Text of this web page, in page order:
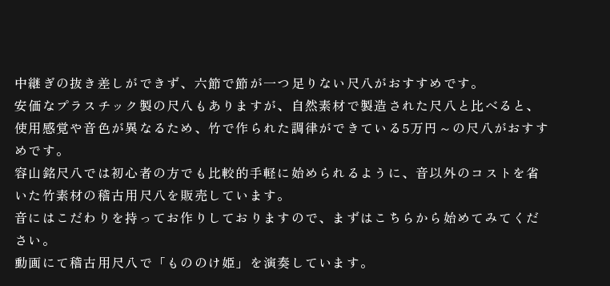
中継ぎの抜き差しができず、六節で節が一つ足りない尺八がおすすめです。
安価なプラスチック製の尺八もありますが、自然素材で製造された尺八と比べると、
使用感覚や音色が異なるため、竹で作られた調律ができている5万円～の尺八がおすす
めです。
容山銘尺八では初心者の方でも比較的手軽に始められるように、音以外のコストを省
いた竹素材の稽古用尺八を販売しています。
音にはこだわりを持ってお作りしておりますので、まずはこちらから始めてみてくだ
さい。
動画にて稽古用尺八で「もののけ姫」を演奏しています。